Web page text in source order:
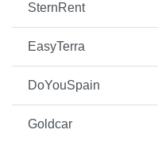
SternRent
EasyTerra
DoYouSpain
Goldcar